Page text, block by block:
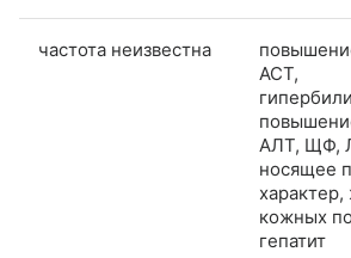
частота неизвестна
АСТ,
АЛТ, ЩФ,
носящее
кожных
гепатит